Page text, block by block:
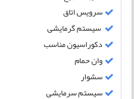
سرویس اتاق
سیستم گرمایشی
دکوراسیون مناسب
وان حمام
سشوار
سیستم سرمایشی